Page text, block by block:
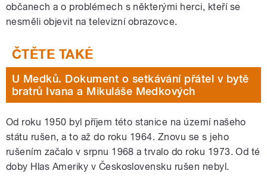
občanech a o problémech s některými herci, kteří se
nesměli objevit na televizní obrazovce.
U Medků. Dokument o setkávání přátel v bytě
bratrů Ivana a Mikuláše Medkových
Od roku 1950 byl příjem této stanice na území našeho
státu rušen, a to až do roku 1964. Znovu se s jeho
rušením začalo v srpnu 1968 a trvalo do roku 1973. Od té
doby Hlas Ameriky v Československu rušen nebyl.